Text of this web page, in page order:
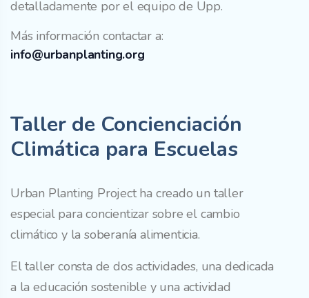
detalladamente por el equipo de Upp.
Más información contactar a:
info@urbanplanting.org
Taller de Concienciación
Climática para Escuelas
Urban Planting Project ha creado un taller
especial para concientizar sobre el cambio
climático y la soberanía alimenticia.
El taller consta de dos actividades, una dedicada
a la educación sostenible y una actividad